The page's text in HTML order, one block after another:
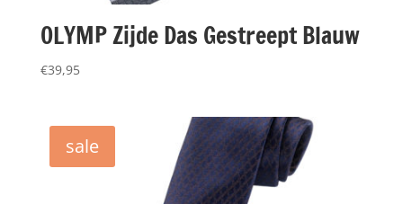
OLYMP Zijde Das Gestreept Blauw
€39,95
sale